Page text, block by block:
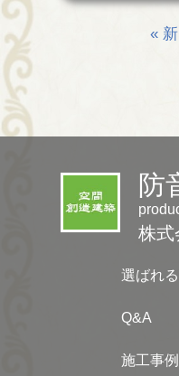
«
防
株式
選ばれ
Q&A
施工事例